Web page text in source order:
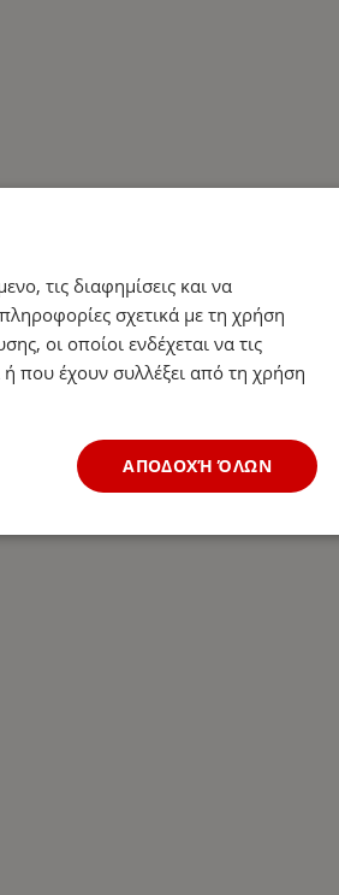
τις διαφημίσεις και να
σχετικά με τη χρήση
οι οποίοι ενδέχεται να τις
που έχουν συλλέξει από τη χρήση
ΑΠΟΔΟΧΉ ΌΛΩΝ